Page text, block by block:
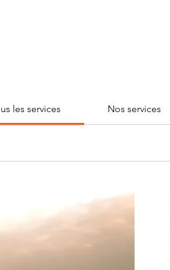
les services Nos services